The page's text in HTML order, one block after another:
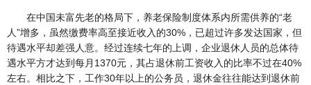
在中国未富先老的格局下，养老保险制度体系内所需供养的“老
人”增多，虽然缴费率高至接近收入的30%，已超过许多发达国家，但
待遇水平却差强人意。经过连续七年的上调，企业退休人员的总体待
遇水平方才达到每月1370元，其占退休前工资收入的比率不过在40%
左右。相比之下，工作30年以上的公务员，退休金往往能达到退休前